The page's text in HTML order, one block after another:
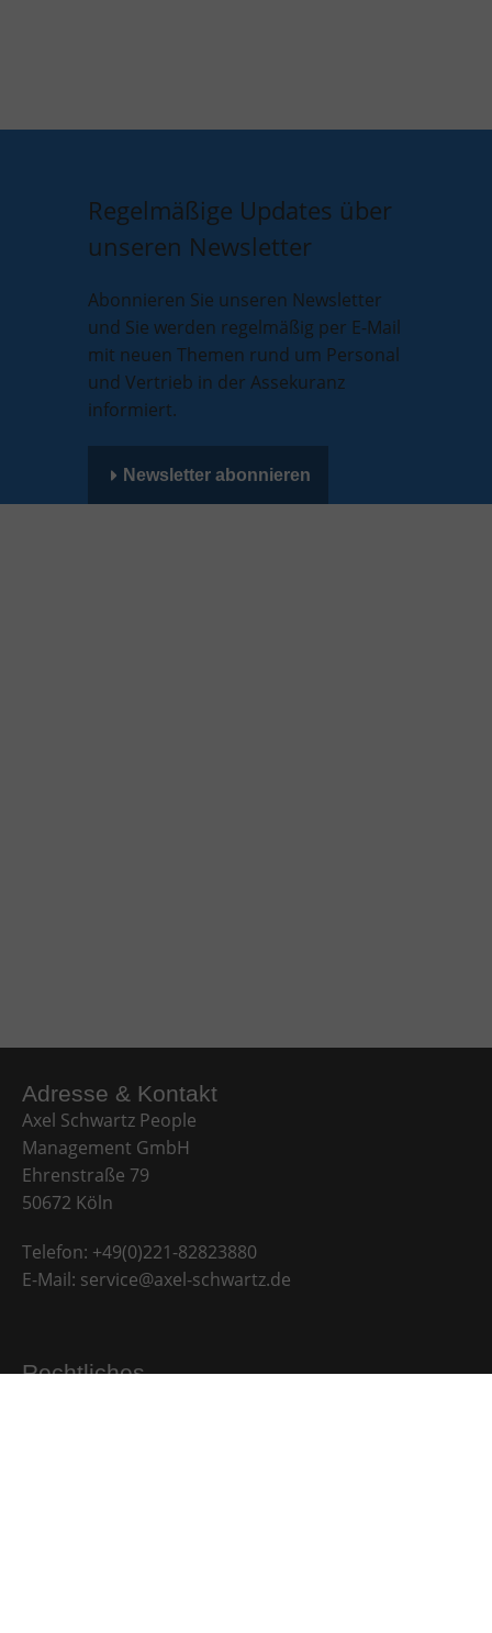
Regelmäßige Updates über
unseren Newsletter
Abonnieren Sie unseren Newsletter
und Sie werden regelmäßig per E-Mail
mit neuen Themen rund um Personal
und Vertrieb in der Assekuranz
informiert.
Newsletter abonnieren
Adresse & Kontakt​
Axel Schwartz People
Management GmbH
Ehrenstraße 79
50672 Köln
Telefon: +49(0)221-82823880
E-Mail: service@axel-schwartz.de
Rechtliches